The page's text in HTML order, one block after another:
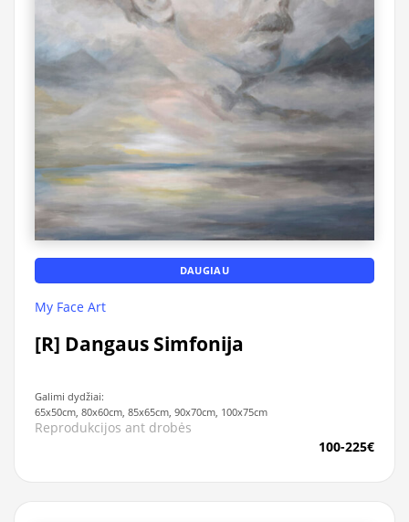
DAUGIAU
My Face Art
[R] Dangaus Simfonija
Galimi dydžiai:
65x50cm, 80x60cm, 85x65cm, 90x70cm, 100x75cm
Reprodukcijos ant drobės
100-225€